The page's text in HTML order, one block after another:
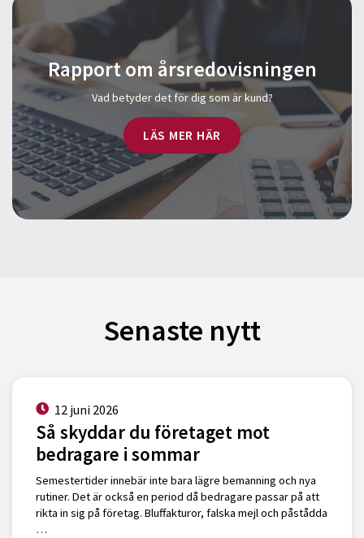
Rapport om årsredovisningen
Vad betyder det för dig som är kund?
LÄS MER HÄR
Senaste nytt
12 juni 2026
Så skyddar du företaget mot
bedragare i sommar
Semestertider innebär inte bara lägre bemanning och nya
rutiner. Det är också en period då bedragare passar på att
rikta in sig på företag. Bluffakturor, falska mejl och påstådda
…